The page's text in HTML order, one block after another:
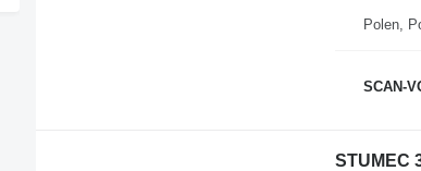
Polen,
SCAN-
STUMEC